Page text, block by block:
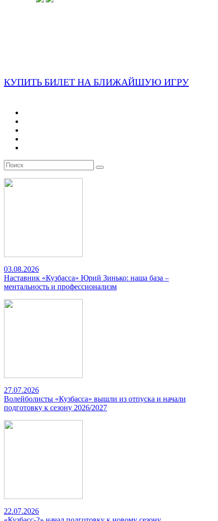
КУПИТЬ БИЛЕТ НА БЛИЖАЙШУЮ ИГРУ
03.08.2026
Наставник «Кузбасса» Юрий Зинько: наша база –
ментальность и профессионализм
27.07.2026
Волейболисты «Кузбасса» вышли из отпуска и начали
подготовку к сезону 2026/2027
22.07.2026